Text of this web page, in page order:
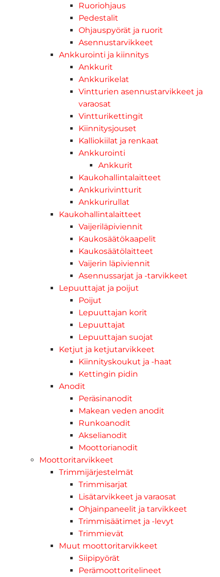
Ruoriohjaus
Pedestalit
Ohjauspyörät ja ruorit
Asennustarvikkeet
Ankkurointi ja kiinnitys
Ankkurit
Ankkurikelat
Vintturien asennustarvikkeet ja
varaosat
Vintturikettingit
Kiinnitysjouset
Kalliokiilat ja renkaat
Ankkurointi
Ankkurit
Kaukohallintalaitteet
Ankkurivintturit
Ankkurirullat
Kaukohallintalaitteet
Vaijeriläpiviennit
Kaukosäätökaapelit
Kaukosäätölaitteet
Vaijerin läpiviennit
Asennussarjat ja -tarvikkeet
Lepuuttajat ja poijut
Poijut
Lepuuttajan korit
Lepuuttajat
Lepuuttajan suojat
Ketjut ja ketjutarvikkeet
Kiinnityskoukut ja -haat
Kettingin pidin
Anodit
Peräsinanodit
Makean veden anodit
Runkoanodit
Akselianodit
Moottorianodit
Moottoritarvikkeet
Trimmijärjestelmät
Trimmisarjat
Lisätarvikkeet ja varaosat
Ohjainpaneelit ja tarvikkeet
Trimmisäätimet ja -levyt
Trimmievät
Muut moottoritarvikkeet
Siipipyörät
Perämoottoritelineet